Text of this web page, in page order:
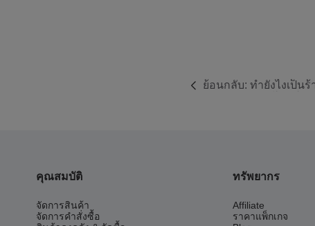
ย้อนกลับ: ทำยังไงเป็น
คุณสมบัติ
จัดการสินค้า
จัดการคำสั่งซื้อ
ทรัพยากร
Affiliate
ราคาแพ็กเกจ